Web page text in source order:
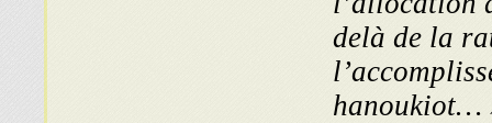
delà de la
hanoukiot…